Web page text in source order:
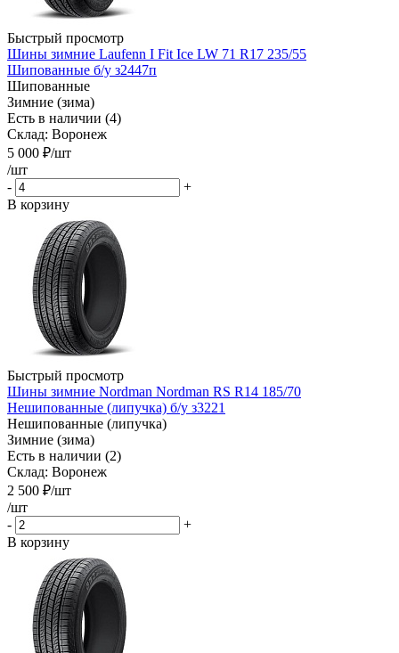
Быстрый просмотр
Шины зимние Laufenn I Fit Ice LW 71 R17 235/55
Шипованные б/у з2447п
Шипованные
Зимние (зима)
Есть в наличии (4)
Склад: Воронеж
5 000 ₽/шт
/шт
-
+
В корзину
Быстрый просмотр
Шины зимние Nordman Nordman RS R14 185/70
Нешипованные (липучка) б/у з3221
Нешипованные (липучка)
Зимние (зима)
Есть в наличии (2)
Склад: Воронеж
2 500 ₽/шт
/шт
-
+
В корзину